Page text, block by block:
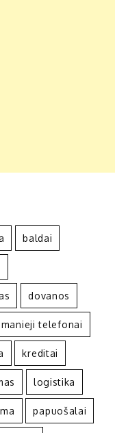
baldai
dovanos
telefonai
kreditai
logistika
papuošalai